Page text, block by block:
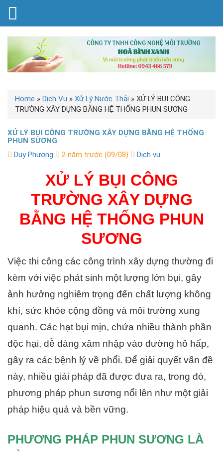
Home » Dịch Vụ » Xử Lý Nước Thải » XỬ LÝ BỤI CÔNG
TRƯỜNG XÂY DỰNG BẰNG HỆ THỐNG PHUN SƯƠNG
XỬ LÝ BỤI CÔNG TRƯỜNG XÂY DỰNG BẰNG HỆ THỐNG
PHUN SƯƠNG
Duy Phương
2 năm trước (09/08) Dịch vụ
XỬ LÝ BỤI CÔNG
TRƯỜNG XÂY DỰNG
BẰNG HỆ THỐNG PHUN
SƯƠNG
Việc thi công các công trình xây dựng thường đi
kèm với việc phát sinh một lượng lớn bụi, gây
ảnh hưởng nghiêm trọng đến chất lượng không
khí, sức khỏe cộng đồng và môi trường xung
quanh. Các hạt bụi mịn, chứa nhiều thành phần
độc hại, dễ dàng xâm nhập vào đường hô hấp,
gây ra các bệnh lý về phổi. Để giải quyết vấn đề
này, nhiều giải pháp đã được đưa ra, trong đó,
phương pháp phun sương nổi lên như một giải
pháp hiệu quả và bền vững.
PHƯƠNG PHÁP PHUN SƯƠNG LÀ